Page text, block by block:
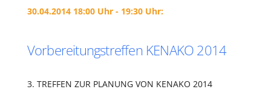
30.04.2014 18:00 Uhr - 19:30 Uhr:
Vorbereitungstreffen KENAKO 2014
3. TREFFEN ZUR PLANUNG VON KENAKO 2014